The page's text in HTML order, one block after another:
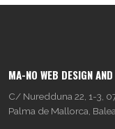
MA-NO WEB DESIGN
C/ Nuredduna 22, 1-3,
Palma de Mallorca,